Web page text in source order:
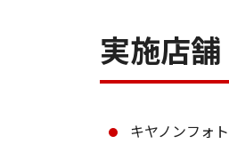
実施店舗
キヤノンフォ